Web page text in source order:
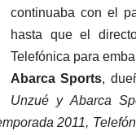
continuaba con el
hasta que el
Telefónica para
Abarca Sports,
Unzué y Abarca
2011,